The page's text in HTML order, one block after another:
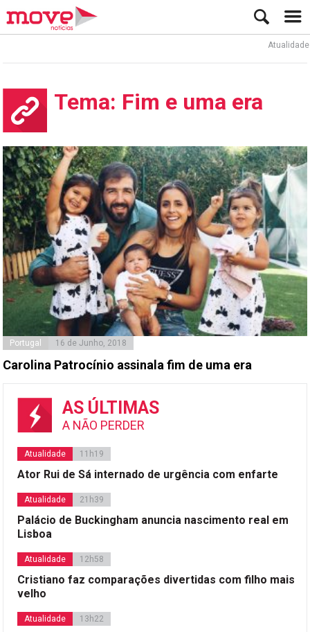
Atualidade
Tema: Fim e uma era
Portugal 16 de Junho, 2018
Carolina Patrocínio assinala fim de uma era
AS ÚLTIMAS
A NÃO PERDER
Atualidade 11h19
Ator Rui de Sá internado de urgência com enfarte
Atualidade 21h39
Palácio de Buckingham anuncia nascimento real em
Lisboa
Atualidade 12h58
Cristiano faz comparações divertidas com filho mais
velho
Atualidade 13h22